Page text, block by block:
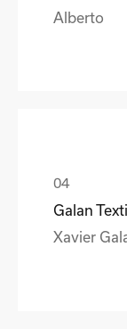
Alberto
Galan
Xavier